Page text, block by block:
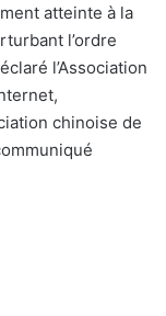
atteinte à la
l’ordre
l’Association
chinoise de